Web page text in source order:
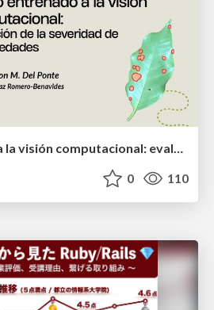
0 110